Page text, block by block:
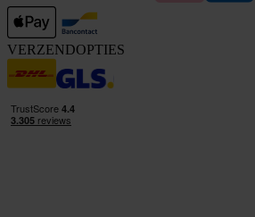
VERZENDOPTIES